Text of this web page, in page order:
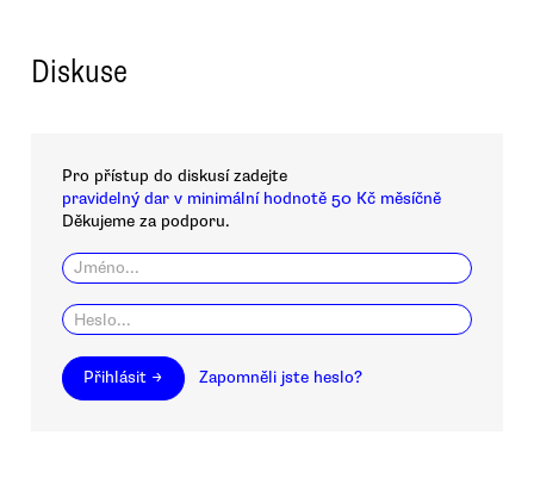
Diskuse
Pro přístup do diskusí zadejte
pravidelný dar v minimální hodnotě 50 Kč měsíčně
Děkujeme za podporu.
Přihlásit → Zapomněli jste heslo?